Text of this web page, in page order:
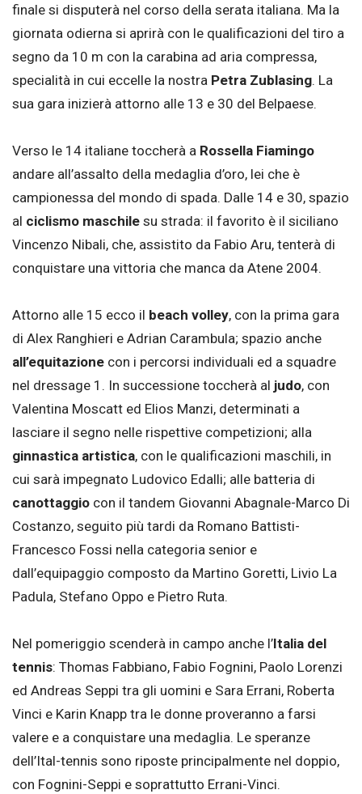
finale si disputerà nel corso della serata italiana. Ma la
giornata odierna si aprirà con le qualificazioni del tiro a
segno da 10 m con la carabina ad aria compressa,
specialità in cui eccelle la nostra Petra Zublasing. La
sua gara inizierà attorno alle 13 e 30 del Belpaese.
Verso le 14 italiane toccherà a Rossella Fiamingo
andare all’assalto della medaglia d’oro, lei che è
campionessa del mondo di spada. Dalle 14 e 30, spazio
al ciclismo maschile su strada: il favorito è il siciliano
Vincenzo Nibali, che, assistito da Fabio Aru, tenterà di
conquistare una vittoria che manca da Atene 2004.
Attorno alle 15 ecco il beach volley, con la prima gara
di Alex Ranghieri e Adrian Carambula; spazio anche
all’equitazione con i percorsi individuali ed a squadre
nel dressage 1. In successione toccherà al judo, con
Valentina Moscatt ed Elios Manzi, determinati a
lasciare il segno nelle rispettive competizioni; alla
ginnastica artistica, con le qualificazioni maschili, in
cui sarà impegnato Ludovico Edalli; alle batteria di
canottaggio con il tandem Giovanni Abagnale-Marco Di
Costanzo, seguito più tardi da Romano Battisti-
Francesco Fossi nella categoria senior e
dall’equipaggio composto da Martino Goretti, Livio La
Padula, Stefano Oppo e Pietro Ruta.
Nel pomeriggio scenderà in campo anche l’Italia del
tennis: Thomas Fabbiano, Fabio Fognini, Paolo Lorenzi
ed Andreas Seppi tra gli uomini e Sara Errani, Roberta
Vinci e Karin Knapp tra le donne proveranno a farsi
valere e a conquistare una medaglia. Le speranze
dell’Ital-tennis sono riposte principalmente nel doppio,
con Fognini-Seppi e soprattutto Errani-Vinci.